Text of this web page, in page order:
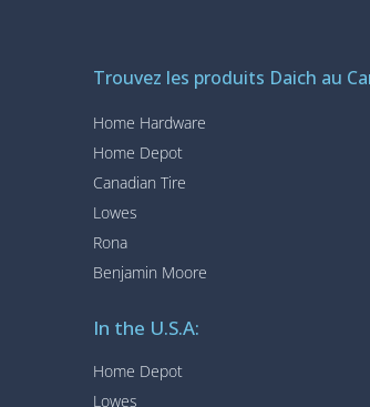
Trouvez les produits Daich au
Home Hardware
Home Depot
Canadian Tire
Lowes
Rona
Benjamin Moore
In the U.S.A:
Home Depot
Lowes